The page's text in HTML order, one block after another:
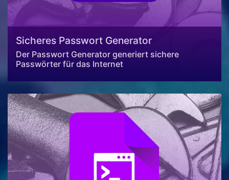
Sicheres Passwort Generator
Der Passwort Generator generiert sichere
Passwörter für das Internet